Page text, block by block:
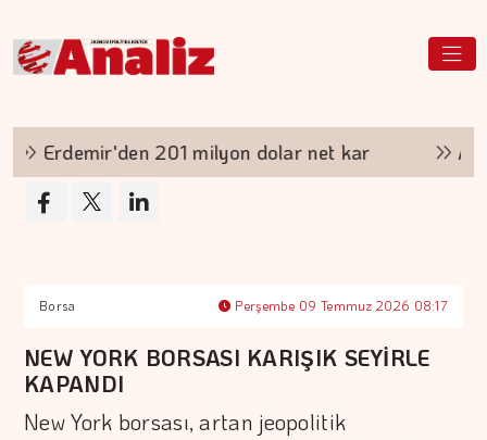
Erdemir'den 201 milyon dolar net kar
Borsa Perşembe 09 Temmuz 2026 08:17
NEW YORK BORSASI KARIŞIK SEYİRLE
KAPANDI
New York borsası, artan jeopolitik